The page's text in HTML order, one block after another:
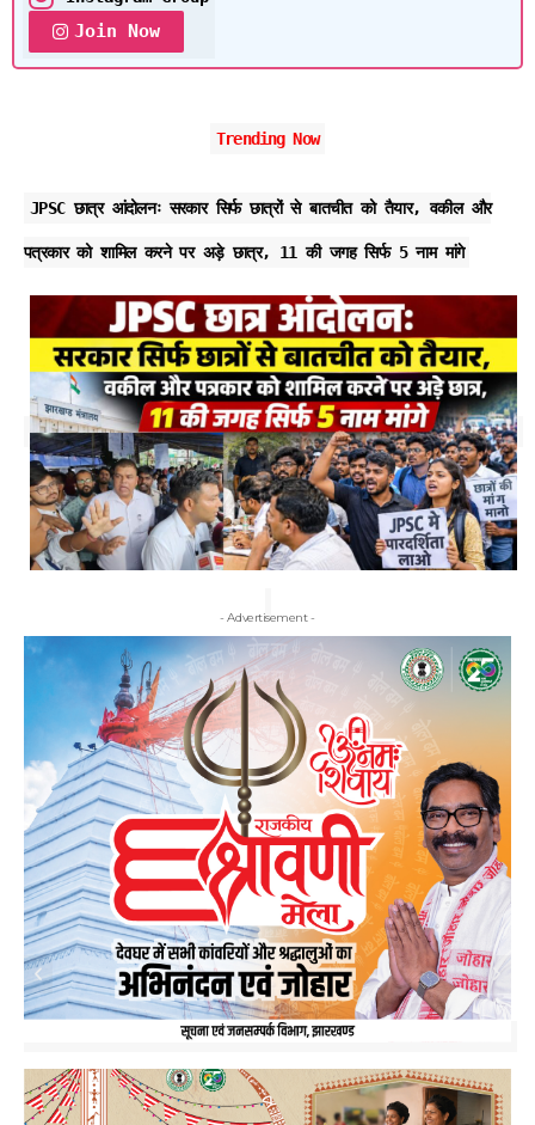
Join Now
Trending Now
JPSC छात्र आंदोलनः सरकार सिर्फ छात्रों से बातचीत को तैयार, वकील और
पत्रकार को शामिल करने पर अड़े छात्र, 11 की जगह सिर्फ 5 नाम मांगे
- Advertisement -